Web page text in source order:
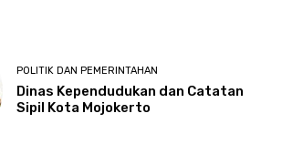
POLITIK DAN PEMERINTAHAN
Dinas Kependudukan dan Catatan
Sipil Kota Mojokerto